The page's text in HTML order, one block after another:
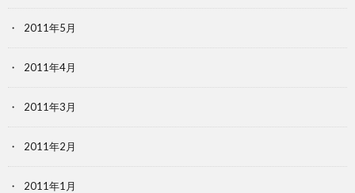
2011年5月
2011年4月
2011年3月
2011年2月
2011年1月